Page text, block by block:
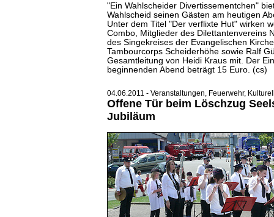
"Ein Wahlscheider Divertissementchen"
Wahlscheid seinen Gästen am heutigen
Unter dem Titel "Der verflixte Hut" wirken
Combo, Mitglieder des Dilettantenvereins
des Singekreises der Evangelischen
Tambourcorps Scheiderhöhe sowie Ralf
Gesamtleitung von Heidi Kraus mit. Der
beginnenden Abend beträgt 15 Euro. (cs)
04.06.2011 - Veranstaltungen, Feuerwehr,
Offene Tür beim Löschzug
Jubiläum